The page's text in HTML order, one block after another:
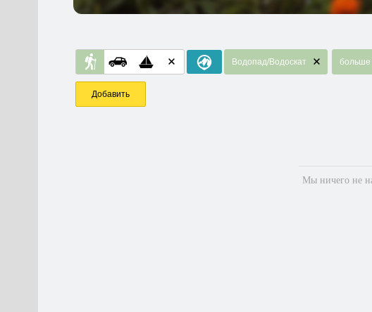
Водопад/Водоскат больше
Добавить
Мы ничего не